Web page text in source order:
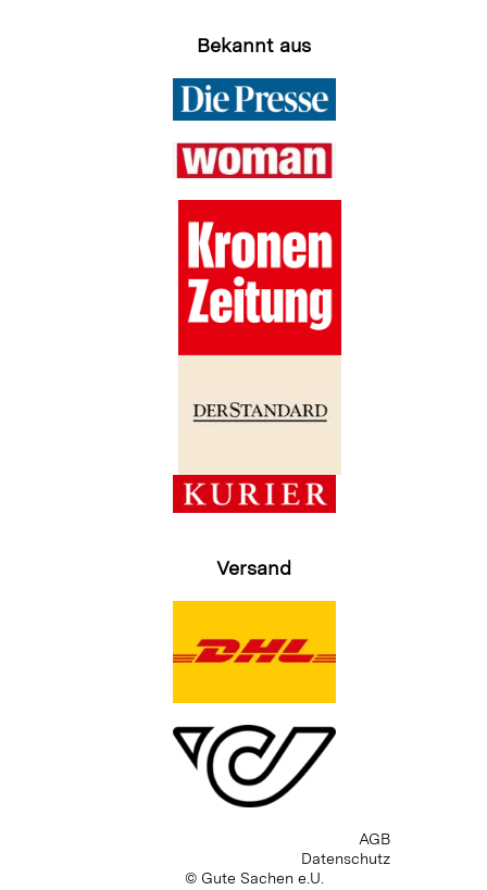
Bekannt aus
Versand
© Gute Sachen e.U.
AGB
Datenschutz